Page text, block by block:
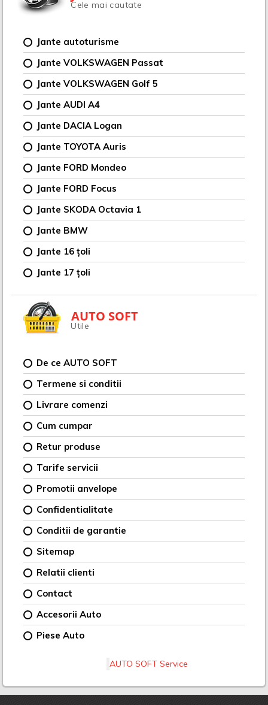
Cele mai cautate
Jante autoturisme
Jante VOLKSWAGEN Passat
Jante VOLKSWAGEN Golf 5
Jante AUDI A4
Jante DACIA Logan
Jante TOYOTA Auris
Jante FORD Mondeo
Jante FORD Focus
Jante SKODA Octavia 1
Jante BMW
Jante 16 țoli
Jante 17 țoli
AUTO SOFT
Utile
De ce AUTO SOFT
Termene si conditii
Livrare comenzi
Cum cumpar
Retur produse
Tarife servicii
Promotii anvelope
Confidentialitate
Conditii de garantie
Sitemap
Relatii clienti
Contact
Accesorii Auto
Piese Auto
AUTO SOFT Service